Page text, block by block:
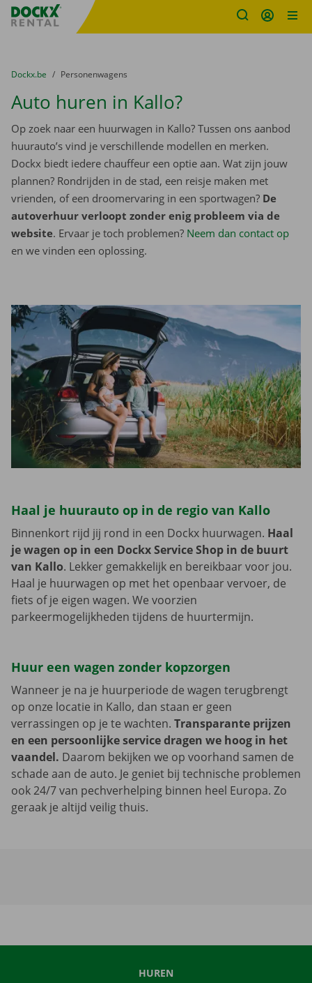
Fratello DEMO
U bevindt zich hier:
van
Dockx.be naar
Personenwagens
Auto huren in Kallo?
Op zoek naar een huurwagen in Kallo? Tussen ons aanbod
huurauto’s vind je verschillende modellen en merken.
Dockx biedt iedere chauffeur een optie aan. Wat zijn jouw
plannen? Rondrijden in de stad, een reisje maken met
vrienden, of een droomervaring in een sportwagen? De
autoverhuur verloopt zonder enig probleem via de
website. Ervaar je toch problemen? Neem dan contact op
en we vinden een oplossing.
Haal je huurauto op in de regio van Kallo
Binnenkort rijd jij rond in een Dockx huurwagen. Haal
je wagen op in een Dockx Service Shop in de buurt
van Kallo. Lekker gemakkelijk en bereikbaar voor jou.
Haal je huurwagen op met het openbaar vervoer, de
fiets of je eigen wagen. We voorzien
parkeermogelijkheden tijdens de huurtermijn.
Huur een wagen zonder kopzorgen
Wanneer je na je huurperiode de wagen terugbrengt
op onze locatie in Kallo, dan staan er geen
verrassingen op je te wachten. Transparante prijzen
en een persoonlijke service dragen we hoog in het
vaandel. Daarom bekijken we op voorhand samen de
schade aan de auto. Je geniet bij technische problemen
ook 24/7 van pechverhelping binnen heel Europa. Zo
geraak je altijd veilig thuis.
HUREN